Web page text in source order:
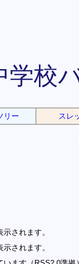
学校
リー スレ
示されます。
示されます。